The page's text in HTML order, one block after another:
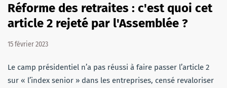
Réforme des retraites : c'est quoi cet
article 2 rejeté par l'Assemblée ?
15 février 2023
Le camp présidentiel n’a pas réussi à faire passer l’article 2
sur « l’index senior » dans les entreprises, censé revaloriser